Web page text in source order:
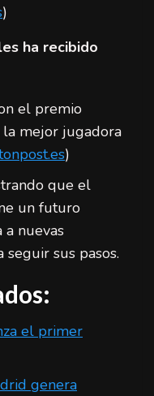
)
ha recibido
el premio
la mejor jugadora
)
que el
un futuro
a nuevas
sus pasos.
el primer
genera